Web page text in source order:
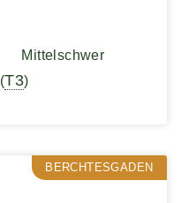
Mittelschwer
(T3)
BERCHTESGADEN